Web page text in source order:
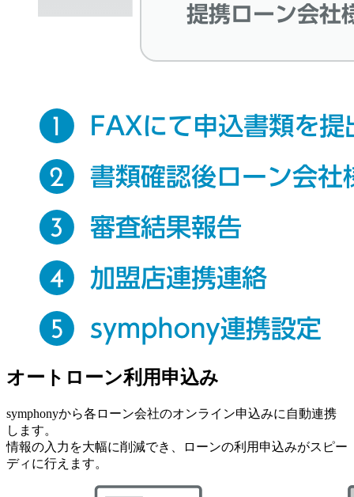
オートローン利用申込み
symphonyから各ローン会社のオンライン申込みに自動連携
します。
情報の入力を大幅に削減でき、ローンの利用申込みがスピー
ディに行えます。